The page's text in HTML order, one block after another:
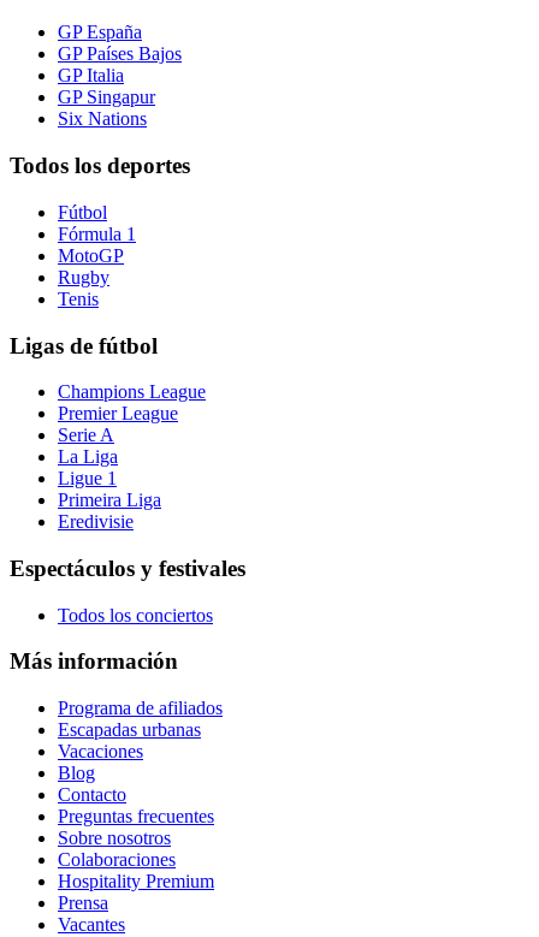
GP España
GP Países Bajos
GP Italia
GP Singapur
Six Nations
Todos los deportes
Fútbol
Fórmula 1
MotoGP
Rugby
Tenis
Ligas de fútbol
Champions League
Premier League
Serie A
La Liga
Ligue 1
Primeira Liga
Eredivisie
Espectáculos y festivales
Todos los conciertos
Más información
Programa de afiliados
Escapadas urbanas
Vacaciones
Blog
Contacto
Preguntas frecuentes
Sobre nosotros
Colaboraciones
Hospitality Premium
Prensa
Vacantes